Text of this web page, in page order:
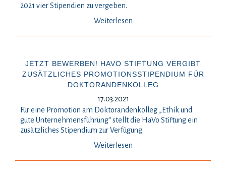
2021 vier Stipendien zu vergeben.
Weiterlesen
JETZT BEWERBEN! HAVO STIFTUNG VERGIBT
ZUSÄTZLICHES PROMOTIONSSTIPENDIUM FÜR
DOKTORANDENKOLLEG
17.03.2021
Für eine Promotion am Doktorandenkolleg „Ethik und
gute Unternehmensführung“ stellt die HaVo Stiftung ein
zusätzliches Stipendium zur Verfügung.
Weiterlesen